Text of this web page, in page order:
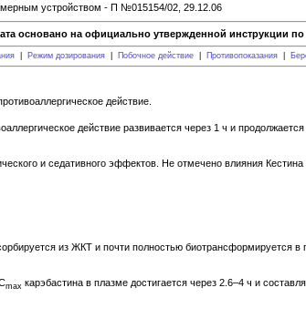
устройством - П №015154/02, 29.12.06
основано на официально утвержденной инструкции
| Режим дозирования| Побочное действие| Противопоказания|
действие.
действие развивается через 1 ч и
и седативного эффектов. Не отмечено влияния
из ЖКТ и почти полностью биотрансформируется
max карэбастина в плазме достигается через 2.6–4 ч и